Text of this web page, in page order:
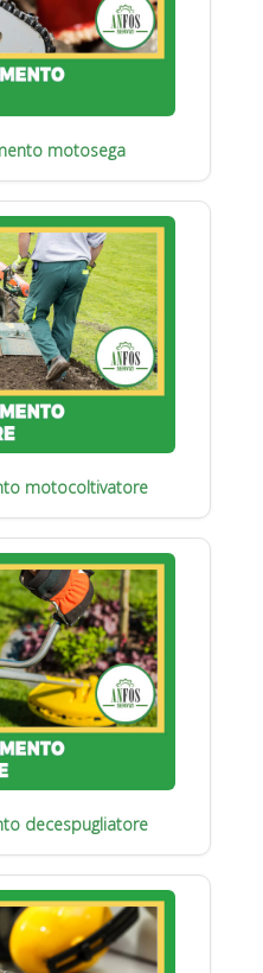
motosega
motocoltivatore
decespugliatore